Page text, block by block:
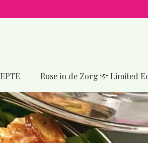
Rose in de Zorg 🩷 Limited